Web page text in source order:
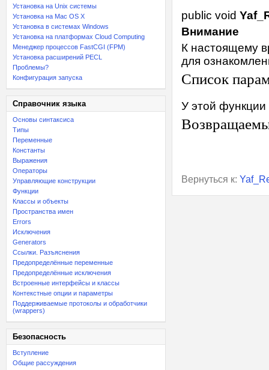
Установка на Unix системы
Установка на Mac OS X
Установка в системах Windows
Установка на платформах Cloud Computing
Менеджер процессов FastCGI (FPM)
Установка расширений PECL
Проблемы?
Конфигурация запуска
Справочник языка
Основы синтаксиса
Типы
Переменные
Константы
Выражения
Операторы
Управляющие конструкции
Функции
Классы и объекты
Пространства имен
Errors
Исключения
Generators
Ссылки. Разъяснения
Предопределённые переменные
Предопределённые исключения
Встроенные интерфейсы и классы
Контекстные опции и параметры
Поддерживаемые протоколы и обработчики
(wrappers)
Безопасность
Вступление
Общие рассуждения
public void
Внимание
К настоящему
для
Список
У этой функции
Вернуться к: